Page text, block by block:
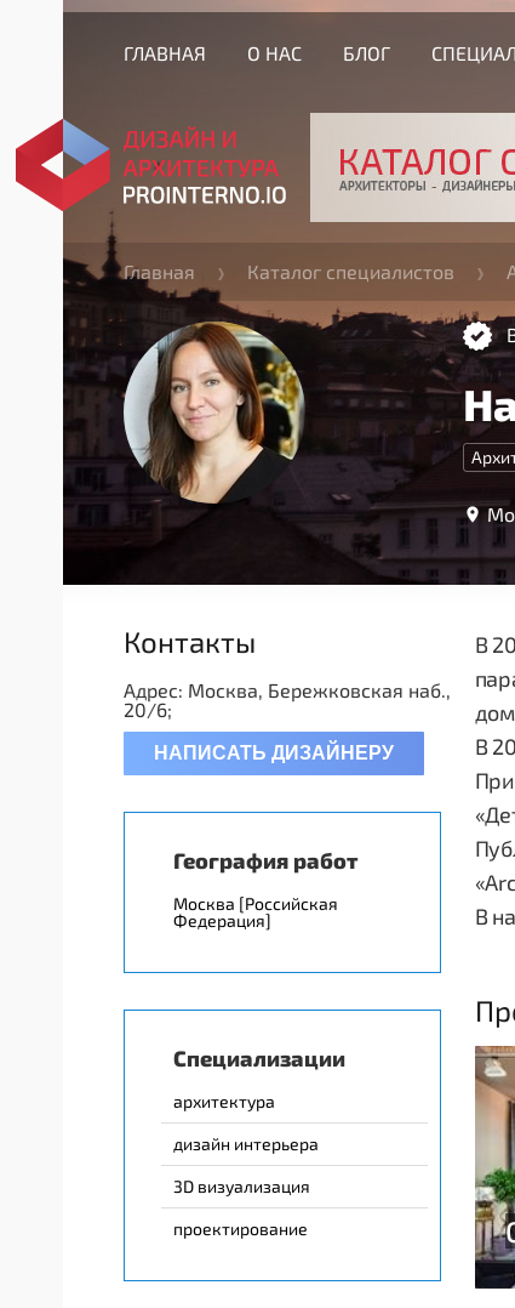
ГЛАВНАЯ О НАС БЛОГ
Главная Каталог специалистов
Контакты
Адрес: Москва, Бережковская наб.,
20/6;
НАПИСАТЬ ДИЗАЙНЕРУ
География работ
Москва [Российская
Федерация]
Специализации
архитектура
дизайн интерьера
3D визуализация
проектирование
В
В
В